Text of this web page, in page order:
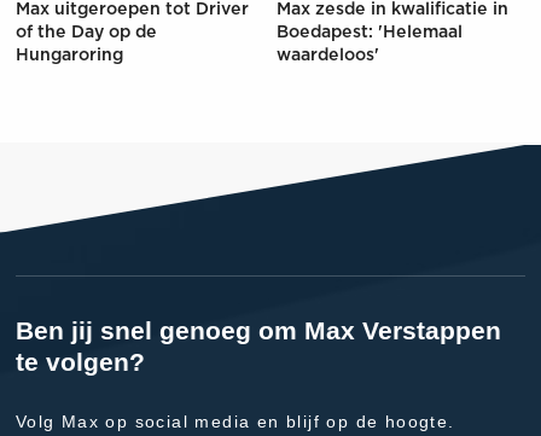
Max uitgeroepen tot Driver
of the Day op de
Hungaroring
Max zesde in kwalificatie in
Boedapest: 'Helemaal
waardeloos'
Ben jij snel genoeg om Max Verstappen
te volgen?
Volg Max op social media en blijf op de hoogte.